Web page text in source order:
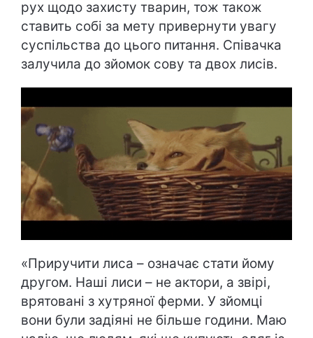
рух щодо захисту тварин, тож також
ставить собі за мету привернути увагу
суспільства до цього питання. Співачка
залучила до зйомок сову та двох лисів.
«Приручити лиса – означає стати йому
другом. Наші лиси – не актори, а звірі,
врятовані з хутряної ферми. У зйомці
вони були задіяні не більше години. Маю